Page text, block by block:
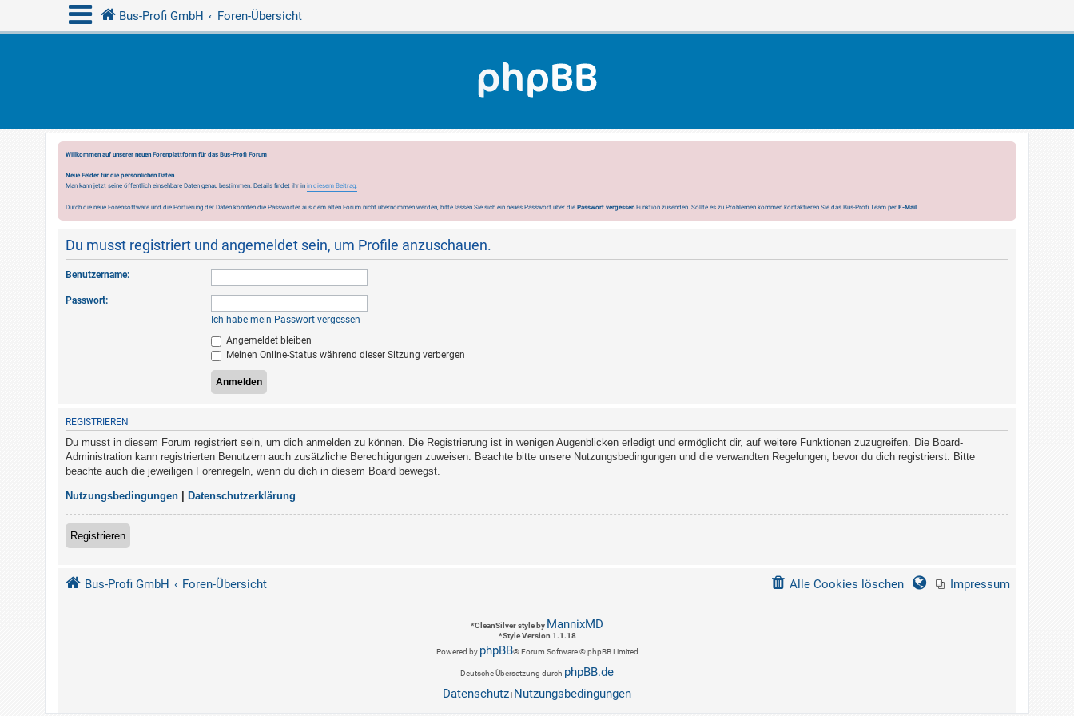
Bus-Profi GmbH Foren-Übersicht
Willkommen auf unserer neuen Forenplattform für das Bus-Profi Forum
Neue Felder für die persönlichen Daten
Man kann jetzt seine öffentlich einsehbare Daten genau bestimmen. Details findet ihr in in diesem Beitrag.
Durch die neue Forensoftware und die Portierung der Daten konnten die Passwörter aus dem alten Forum nicht übernommen werden, bitte lassen Sie sich ein neues Passwort über die Passwort vergessen Funktion zusenden. Sollte es zu Problemen kommen kontaktieren Sie das Bus-Profi Team per E-Mail.
Du musst registriert und angemeldet sein, um Profile anzuschauen.
Benutzername:
Passwort:
Ich habe mein Passwort vergessen
Angemeldet bleiben
Meinen Online-Status während dieser Sitzung verbergen
REGISTRIEREN
Du musst in diesem Forum registriert sein, um dich anmelden zu können. Die Registrierung ist in wenigen Augenblicken erledigt und ermöglicht dir, auf weitere Funktionen zuzugreifen. Die Board-
Administration kann registrierten Benutzern auch zusätzliche Berechtigungen zuweisen. Beachte bitte unsere Nutzungsbedingungen und die verwandten Regelungen, bevor du dich registrierst. Bitte
beachte auch die jeweiligen Forenregeln, wenn du dich in diesem Board bewegst.
Nutzungsbedingungen Datenschutzerklärung
Registrieren
Bus-Profi GmbH Foren-Übersicht Impressum
Alle Cookies löschen
*CleanSilver style by MannixMD
*Style Version 1.1.18
Powered by phpBB® Forum Software © phpBB Limited
Deutsche Übersetzung durch phpBB.de
Datenschutz Nutzungsbedingungen